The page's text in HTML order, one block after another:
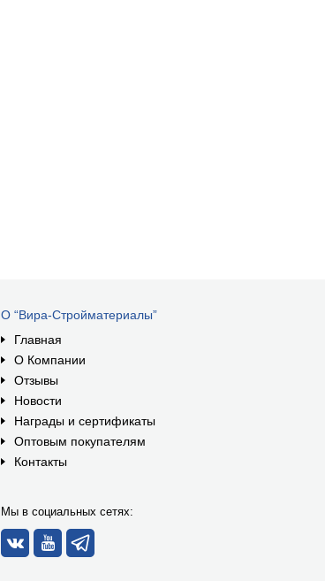
О “Вира-Стройматериалы”
Главная
О Компании
Отзывы
Новости
Награды и сертификаты
Оптовым покупателям
Контакты
Мы в социальных сетях: